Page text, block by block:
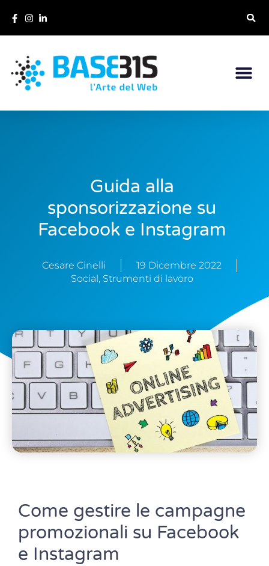
Guida alla
sponsorizzazione su
Facebook e Instagram
Cesare Cinelli
19 Dicembre 2022
Social, Strumenti di lavoro
Come gestire le campagne
promozionali su Facebook
e Instagram